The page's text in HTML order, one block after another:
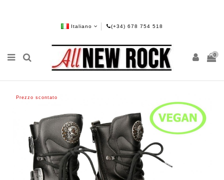
Italiano (+34) 678 754 518
0
Prezzo scontato